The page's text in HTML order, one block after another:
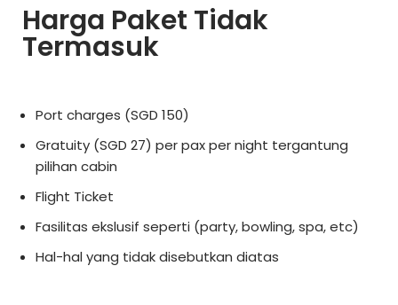
Harga Paket Tidak
Termasuk
Port charges (SGD 150)
Gratuity (SGD 27) per pax per night tergantung
pilihan cabin
Flight Ticket
Fasilitas ekslusif seperti (party, bowling, spa, etc)
Hal-hal yang tidak disebutkan diatas